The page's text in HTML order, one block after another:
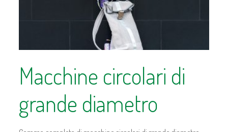
Macchine circolari di
grande diametro